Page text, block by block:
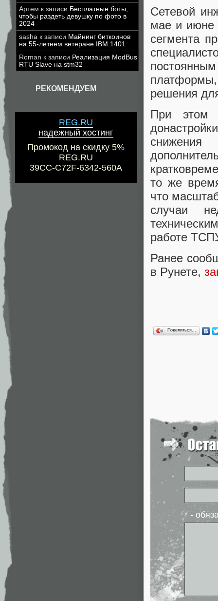
Артем к записи Бесплатные боты,
чтобы раздеть девушку по фото в
2024
sasha к записи Майнинг биткоинов
на 55-летнем ветеране IBM 1401
Roman к записи Реализация ModBus
RTU Slave на stm32
РЕКОМЕНДУЕМ
REG.RU
надежный хостинг
Промокод на скидку 5%
REG.RU
39CC-C72F-6342-560A
Сетевой
мае и июне
сегмента
решения
При этом
снижения
то же
что
случаи
работе
Ранее
в Рунете,
Поделиться…
* -